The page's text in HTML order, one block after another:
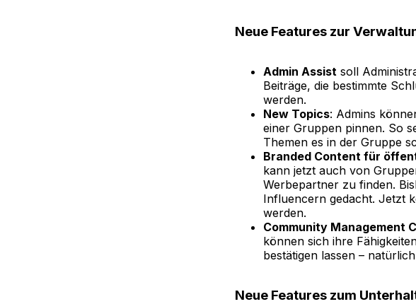
Neue Features zur
Admin Assist soll
Beiträge, die bestimmte
werden.
New Topics: Admins
einer Gruppen pinnen. So
Themen es in der Gruppe
Branded Content für
kann jetzt auch von
Werbepartner zu finden.
Influencern gedacht. Jetzt
werden.
Community Management
können sich ihre
bestätigen lassen –
Neue Features zum